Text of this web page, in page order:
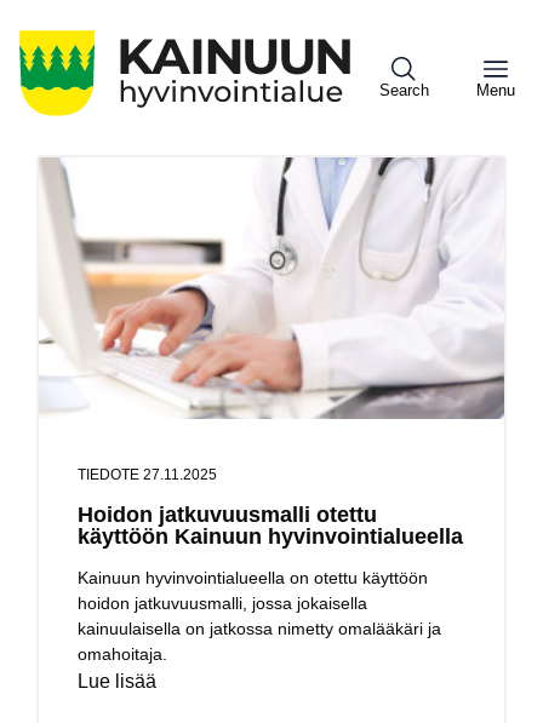
pääsisältöön
Search Menu
Sote
Menu
Asiakkaille
TIEDOTE 27.11.2025
Hoidon jatkuvuusmalli otettu
käyttöön Kainuun hyvinvointialueella
Kainuun hyvinvointialueella on otettu käyttöön
hoidon jatkuvuusmalli, jossa jokaisella
kainuulaisella on jatkossa nimetty omalääkäri ja
omahoitaja.
Lue lisää